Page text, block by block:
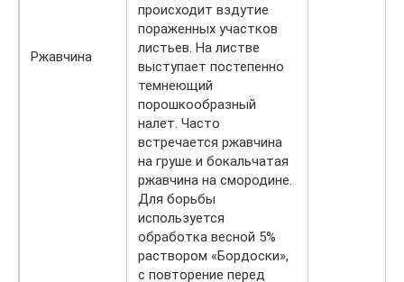
Ржавчина
происходит вздутие
пораженных участков
листьев. На листве
выступает постепенно
темнеющий
порошкообразный
налет. Часто
встречается ржавчина
на груше и бокальчатая
ржавчина на смородине.
Для борьбы
используется
обработка весной 5%
раствором «Бордоски»,
с повторение перед